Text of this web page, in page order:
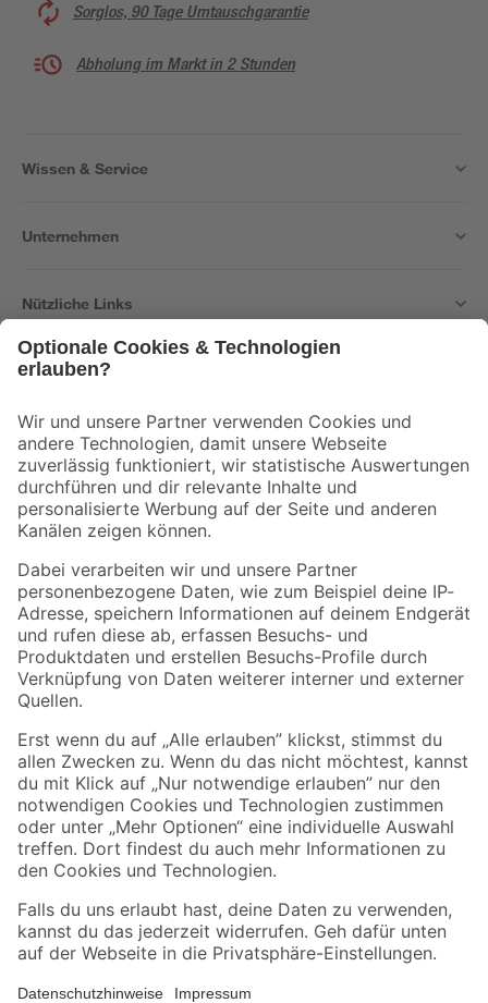
Sorglos, 90 Tage Umtauschgarantie
Abholung im Markt in 2 Stunden
Wissen & Service
Unternehmen
Nützliche Links
Der toom Newsletter: Keine Angebote und Aktionen mehr verpassen!
Zur Newsletter Anmeldung
Folge uns
Zahlungsarten Versandarten
Sicher einkaufen
Jetzt die toom-App herunterladen
Alle Preisangaben in EUR inkl. gesetzl. MwSt.. Die dargestellten Angebote sind unter
Umständen nicht in allen Märkten verfügbar. Die angegebenen Verfügbarkeiten beziehen
Produkte nur solange der Vorrat reicht.